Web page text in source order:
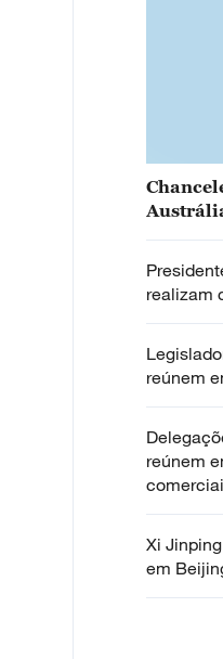
realizam
reúnem
reúnem
Xi
em